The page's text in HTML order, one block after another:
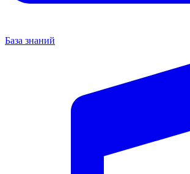
База знаний